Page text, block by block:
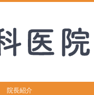
院長紹介